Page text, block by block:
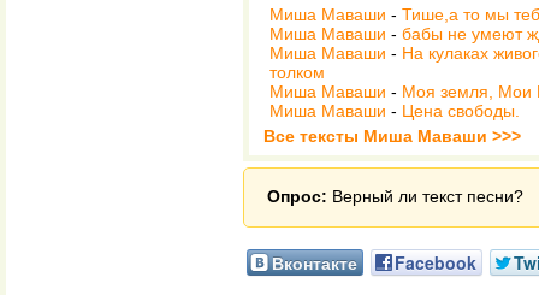
Миша Маваши - Тише,а то мы
Миша Маваши - бабы не умеют
Миша Маваши - На кулаках
толком
Миша Маваши - Моя земля, Мои
Миша Маваши - Цена свободы.
Все тексты Миша Маваши >>>
Опрос: Верный ли текст песни?
Вконтакте Facebook